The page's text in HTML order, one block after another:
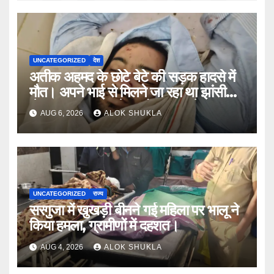
खुलासे।
UNCATEGORIZED देश
अतीक अहमद के छोटे बेटे की सड़क हादसे में
मौत। अपने भाई से मिलने जा रहा था झांसी
जेल (सूत्र)। कार में 5 लोग सवार थे।
AUG 6, 2026 ALOK SHUKLA
UNCATEGORIZED राज्य
सरगुजा में खुखड़ी बीनने गई महिला पर भालू ने
किया हमला, ग्रामीणों में दहशत।
AUG 4, 2026 ALOK SHUKLA